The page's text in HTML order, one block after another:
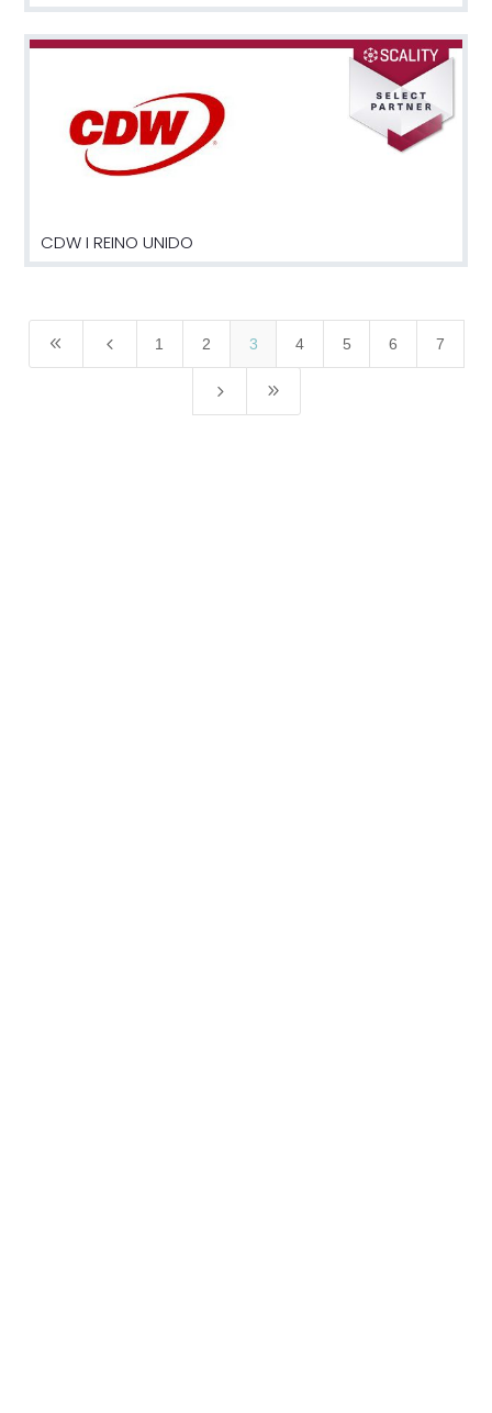
CDW I REINO UNIDO
8 4 1 2 3 4 5 6 7
5 9